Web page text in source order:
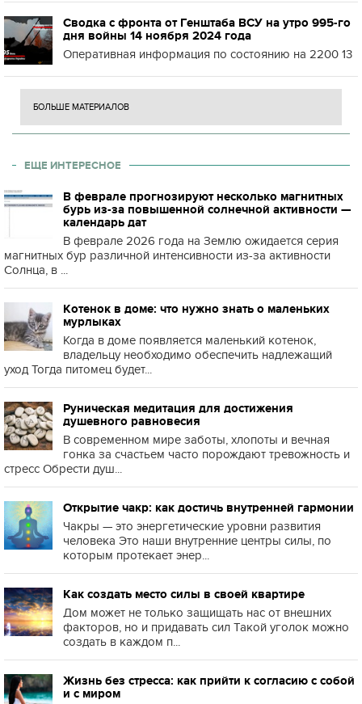
Сводка с фронта от Генштаба ВСУ на утро 995-го
дня войны 14 ноября 2024 года
Оперативная информация по состоянию на 2200 13
БОЛЬШЕ МАТЕРИАЛОВ
ЕЩЕ ИНТЕРЕСНОЕ
В феврале прогнозируют несколько магнитных
бурь из-за повышенной солнечной активности —
календарь дат
В феврале 2026 года на Землю ожидается серия
магнитных бур различной интенсивности из-за активности
Солнца, в ...
Котенок в доме: что нужно знать о маленьких
мурлыках
Когда в доме появляется маленький котенок,
владельцу необходимо обеспечить надлежащий
уход Тогда питомец будет...
Руническая медитация для достижения
душевного равновесия
В современном мире заботы, хлопоты и вечная
гонка за счастьем часто порождают тревожность и
стресс Обрести душ...
Открытие чакр: как достичь внутренней гармонии
Чакры — это энергетические уровни развития
человека Это наши внутренние центры силы, по
которым протекает энер...
Как создать место силы в своей квартире
Дом может не только защищать нас от внешних
факторов, но и придавать сил Такой уголок можно
создать в каждом п...
Жизнь без стресса: как прийти к согласию с собой
и с миром